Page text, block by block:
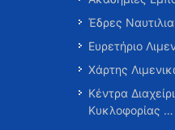
Έδρες
Ευρετήριο
Χάρτης
Κέντρα
Κυκλοφορίας …